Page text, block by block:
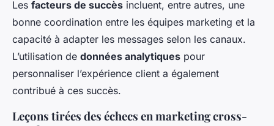
Les facteurs de succès incluent, entre autres, une
bonne coordination entre les équipes marketing et la
capacité à adapter les messages selon les canaux.
L’utilisation de données analytiques pour
personnaliser l’expérience client a également
contribué à ces succès.
Leçons tirées des échecs en marketing cross-